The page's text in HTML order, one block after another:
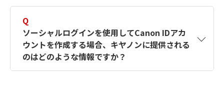
す。詳しい作成方法は【カメラ】Canon IDとは
何ですか？Canon IDの作成方法は？をご確認く
ださい。
Q
ソーシャルログインを使用してCanon IDアカ
ウントを作成する場合、キヤノンに提供される
のはどのような情報ですか？